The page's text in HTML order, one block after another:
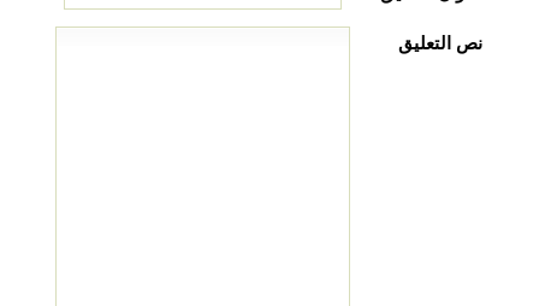
نص التعليق